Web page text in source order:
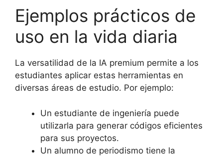
Ejemplos prácticos de
uso en la vida diaria
La versatilidad de la IA premium permite a los
estudiantes aplicar estas herramientas en
diversas áreas de estudio. Por ejemplo:
Un estudiante de ingeniería puede
utilizarla para generar códigos eficientes
para sus proyectos.
Un alumno de periodismo tiene la